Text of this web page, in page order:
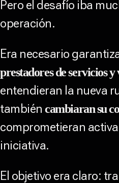
Pero el desafío iba
operación.
Era necesario
prestadores de servicios y
entendieran la nueva
tambiéncambiaran su
comprometieran
iniciativa.
El objetivo era claro: